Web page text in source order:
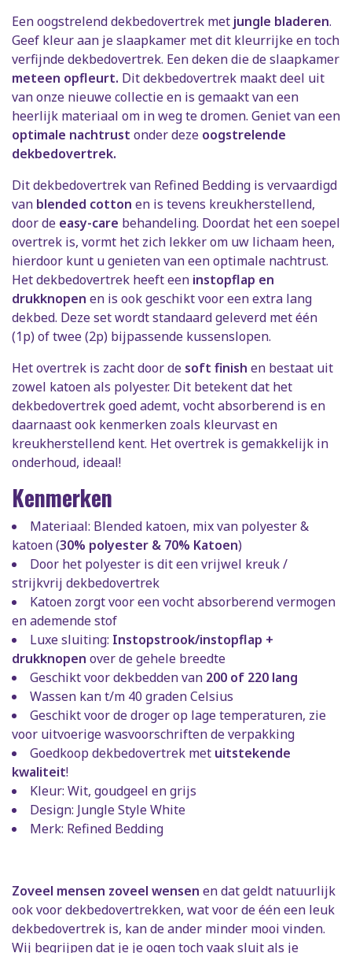
Een oogstrelend dekbedovertrek met jungle bladeren.
Geef kleur aan je slaapkamer met dit kleurrijke en toch
verfijnde dekbedovertrek. Een deken die de slaapkamer
meteen opfleurt. Dit dekbedovertrek maakt deel uit
van onze nieuwe collectie en is gemaakt van een
heerlijk materiaal om in weg te dromen. Geniet van een
optimale nachtrust onder deze oogstrelende
dekbedovertrek.
Dit dekbedovertrek van Refined Bedding is vervaardigd
van blended cotton en is tevens kreukherstellend,
door de easy-care behandeling. Doordat het een soepel
overtrek is, vormt het zich lekker om uw lichaam heen,
hierdoor kunt u genieten van een optimale nachtrust.
Het dekbedovertrek heeft een instopflap en
drukknopen en is ook geschikt voor een extra lang
dekbed. Deze set wordt standaard geleverd met één
(1p) of twee (2p) bijpassende kussenslopen.
Het overtrek is zacht door de soft finish en bestaat uit
zowel katoen als polyester. Dit betekent dat het
dekbedovertrek goed ademt, vocht absorberend is en
daarnaast ook kenmerken zoals kleurvast en
kreukherstellend kent. Het overtrek is gemakkelijk in
onderhoud, ideaal!
Kenmerken
Materiaal: Blended katoen, mix van polyester &
katoen (30% polyester & 70% Katoen)
Door het polyester is dit een vrijwel kreuk /
strijkvrij dekbedovertrek
Katoen zorgt voor een vocht absorberend vermogen
en ademende stof
Luxe sluiting: Instopstrook/instopflap +
drukknopen over de gehele breedte
Geschikt voor dekbedden van 200 of 220 lang
Wassen kan t/m 40 graden Celsius
Geschikt voor de droger op lage temperaturen, zie
voor uitvoerige wasvoorschriften de verpakking
Goedkoop dekbedovertrek met uitstekende
kwaliteit!
Kleur: Wit, goudgeel en grijs
Design: Jungle Style White
Merk: Refined Bedding
Zoveel mensen zoveel wensen en dat geldt natuurlijk
ook voor dekbedovertrekken, wat voor de één een leuk
dekbedovertrek is, kan de ander minder mooi vinden.
Wij begrijpen dat je je ogen toch vaak sluit als je